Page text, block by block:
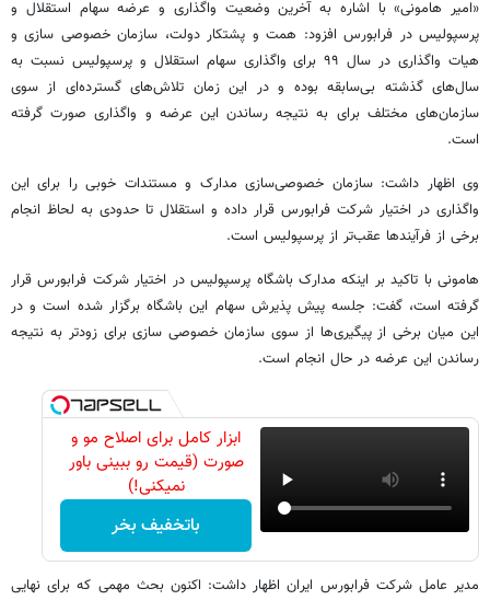
«امیر هامونی» با اشاره به آخرین وضعیت واگذاری و عرضه سهام استقلال و
پرسپولیس در فرابورس افزود: همت و پشتکار دولت، سازمان خصوصی سازی و
هیات واگذاری در سال ٩٩ برای واگذاری سهام استقلال و پرسپولیس نسبت به
سال‌های گذشته بی‌سابقه بوده و در این زمان تلاش‌های گسترده‌ای از سوی
سازمان‌های مختلف برای به نتیجه رساندن این عرضه و واگذاری صورت گرفته
است.
وی اظهار داشت: سازمان خصوصی‌سازی مدارک و مستندات خوبی را برای این
واگذاری در اختیار شرکت فرابورس قرار داده و استقلال تا حدودی به لحاظ انجام
برخی از فرآیندها عقب‌تر از پرسپولیس است.
هامونی با تاکید بر اینکه مدارک باشگاه پرسپولیس در اختیار شرکت فرابورس قرار
گرفته است، گفت: جلسه پیش پذیرش سهام این باشگاه برگزار شده است و در
این میان برخی از پیگیری‌ها از سوی سازمان خصوصی سازی برای زودتر به نتیجه
رساندن این عرضه در حال انجام است.
ابزار کامل برای اصلاح مو و
صورت (قیمت رو ببینی باور
نمیکنی!)
باتخفیف بخر
مدیر عامل شرکت فرابورس ایران اظهار داشت: اکنون بحث مهمی که برای نهایی